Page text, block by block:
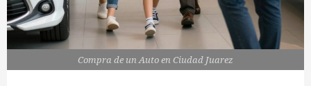
Compra de un Auto en Ciudad Juarez